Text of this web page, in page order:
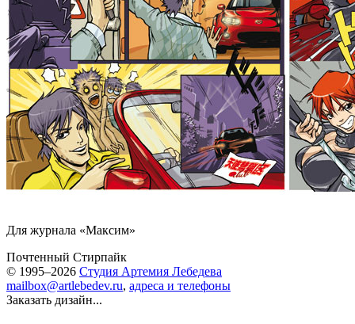
Для журнала «Максим»
Почтенный Стирпайк
© 1995–2026 Студия Артемия Лебедева
mailbox@artlebedev.ru, адреса и телефоны
Заказать дизайн...